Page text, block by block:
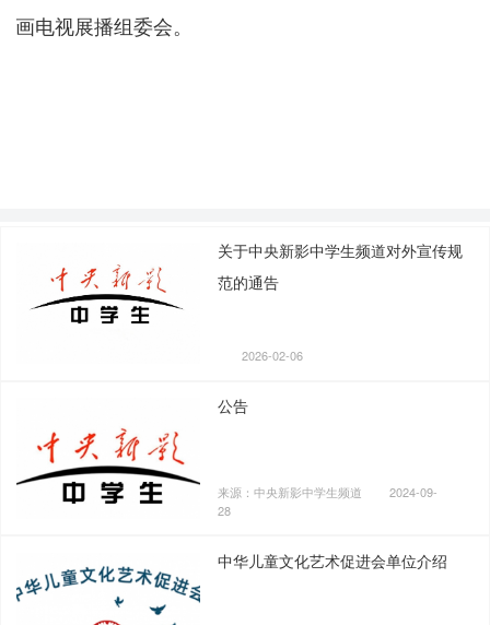
画电视展播组委会。
关于中央新影中学生频道对外宣传规
范的通告
2026-02-06
公告
来源：中央新影中学生频道
2024-09-
28
中华儿童文化艺术促进会单位介绍